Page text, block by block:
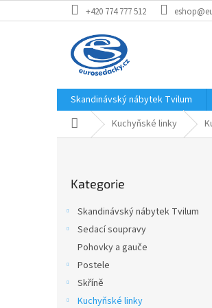
na
+420 774 777 512
Skandinávský nábytek Tvilum
Domů Kuchyňské linky
kategorie
Kategorie
Skandinávský nábytek Tvilum
Sedací soupravy
Pohovky a gauče
Postele
Skříně
Kuchyňské linky